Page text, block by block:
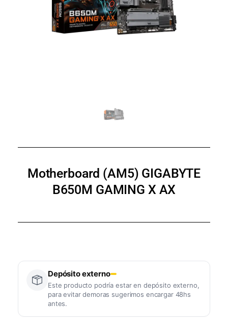
Motherboard (AM5) GIGABYTE
B650M GAMING X AX
Depósito externo
Este producto podría estar en depósito externo,
para evitar demoras sugerimos encargar 48hs
antes.